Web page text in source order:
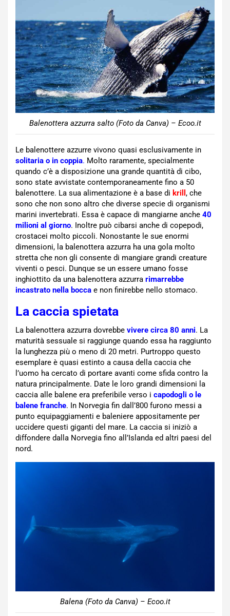
Balenottera azzurra salto (Foto da Canva) – Ecoo.it
Le balenottere azzurre vivono quasi esclusivamente in
solitaria o in coppia. Molto raramente, specialmente
quando c’è a disposizione una grande quantità di cibo,
sono state avvistate contemporaneamente fino a 50
balenottere. La sua alimentazione è a base di krill , che
sono che non sono altro che diverse specie di organismi
marini invertebrati. Essa è capace di mangiarne anche 40
milioni al giorno. Inoltre può cibarsi anche di copepodi,
crostacei molto piccoli. Nonostante le sue enormi
dimensioni, la balenottera azzurra ha una gola molto
stretta che non gli consente di mangiare grandi creature
viventi o pesci. Dunque se un essere umano fosse
inghiottito da una balenottera azzurra rimarrebbe
incastrato nella bocca e non finirebbe nello stomaco.
La caccia spietata
La balenottera azzurra dovrebbe vivere circa 80 anni. La
maturità sessuale si raggiunge quando essa ha raggiunto
la lunghezza più o meno di 20 metri. Purtroppo questo
esemplare è quasi estinto a causa della caccia che
l’uomo ha cercato di portare avanti come sfida contro la
natura principalmente. Date le loro grandi dimensioni la
caccia alle balene era preferibile verso i capodogli o le
balene franche. In Norvegia fin dall’800 furono messi a
punto equipaggiamenti e baleniere appositamente per
uccidere questi giganti del mare. La caccia si iniziò a
diffondere dalla Norvegia fino all’Islanda ed altri paesi del
nord.
Balena (Foto da Canva) – Ecoo.it